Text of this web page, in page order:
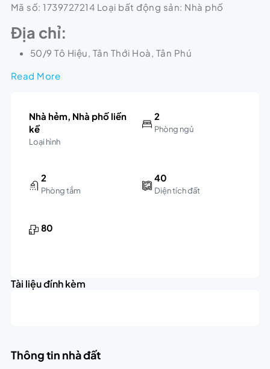
Mã số: 1739727214 Loại bất động sản: Nhà phố
Địa chỉ:
50/9 Tô Hiệu, Tân Thới Hoà, Tân Phú
Read More
Nhà hẻm, Nhà phố liền
kề
Loại hình
2
Phòng ngủ
2
Phòng tắm
40
Diện tích đất
80
Tài liệu đính kèm
Thông tin nhà đất